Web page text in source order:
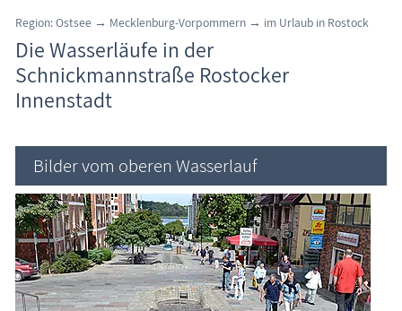
Karten
Freizeit
Wissenswertes
Veranstaltungen
Blog
Region: Ostsee → Mecklenburg-Vorpommern → im Urlaub in Rostock
Die Wasserläufe in der
Schnickmannstraße Rostocker
Innenstadt
Bilder vom oberen Wasserlauf